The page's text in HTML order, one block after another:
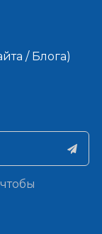
/ Блога)